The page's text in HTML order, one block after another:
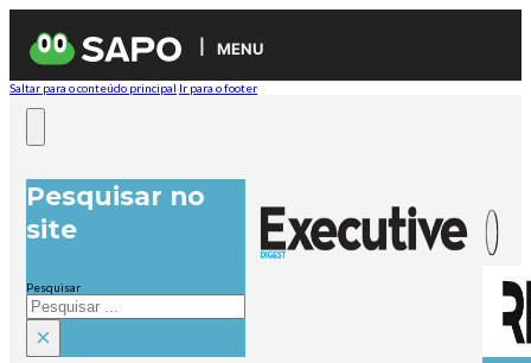
MENU
Saltar para o conteúdo principal Ir para o footer
Pesquisar no
site
Pesquisar
×